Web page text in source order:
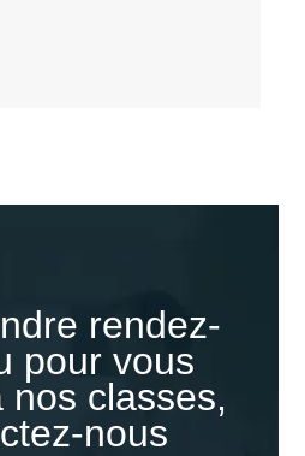
rendez-
pour vous
nos classes,
nous